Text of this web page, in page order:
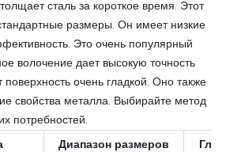
сталь за короткое время. Этот
размеры. Он имеет низкие
Это очень популярный
волочение дает высокую точность
очень гладкой. Оно также
свойства металла. Выбирайте метод
потребностей.
Диапазон размеров